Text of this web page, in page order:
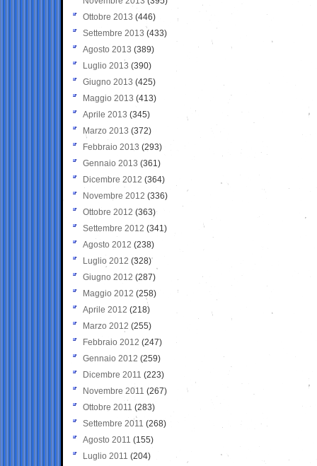
Ottobre 2013 (446)
Settembre 2013 (433)
Agosto 2013 (389)
Luglio 2013 (390)
Giugno 2013 (425)
Maggio 2013 (413)
Aprile 2013 (345)
Marzo 2013 (372)
Febbraio 2013 (293)
Gennaio 2013 (361)
Dicembre 2012 (364)
Novembre 2012 (336)
Ottobre 2012 (363)
Settembre 2012 (341)
Agosto 2012 (238)
Luglio 2012 (328)
Giugno 2012 (287)
Maggio 2012 (258)
Aprile 2012 (218)
Marzo 2012 (255)
Febbraio 2012 (247)
Gennaio 2012 (259)
Dicembre 2011 (223)
Novembre 2011 (267)
Ottobre 2011 (283)
Settembre 2011 (268)
Agosto 2011 (155)
Luglio 2011 (204)